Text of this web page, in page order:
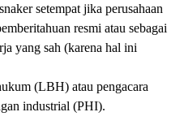
setempat jika perusahaan
resmi atau sebagai
yang sah (karena hal ini
(LBH) atau pengacara
industrial (PHI).